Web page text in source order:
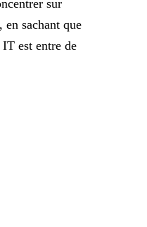
sur
sachant que
est entre de